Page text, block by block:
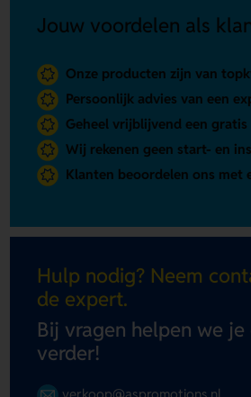
Jouw voordelen als
Onze producten zijn van
Persoonlijk advies van een
Geheel vrijblijvend een
Wij rekenen geen start- en
Klanten beoordelen ons met
Hulp nodig? Neem
de expert.
Bij vragen helpen we je
verder!